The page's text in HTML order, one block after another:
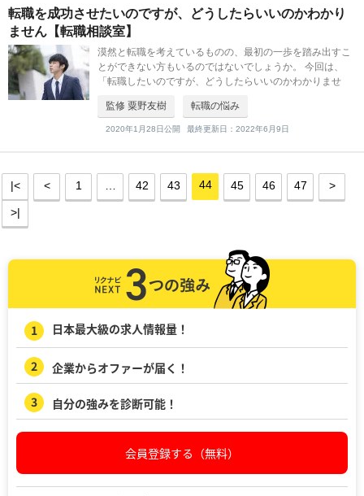
転職を成功させたいのですが、どうしたらいいのかわかり
ません【転職相談室】
漠然と転職を考えているものの、最初の一歩を踏み出すこ
とができない方もいるのではないでしょうか。 今回は、
「転職したいのですが、どうしたらいいのかわかりませ
rosの粟野氏がお答えします。
監修 粟野友樹 転職の悩み
2020年1月28日公開 最終更新日：2022年6月9日
|< < 1 42 43 44 45 46 47 >
>|
日本最大級の求人情報量！
企業からオファーが届く！
自分の強みを診断可能！
会員登録する（無料）